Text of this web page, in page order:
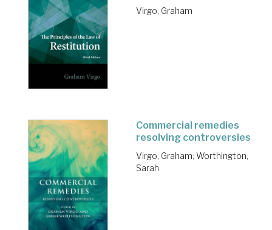
Virgo, Graham
Commercial remedies
resolving controversies
Virgo, Graham; Worthington,
Sarah